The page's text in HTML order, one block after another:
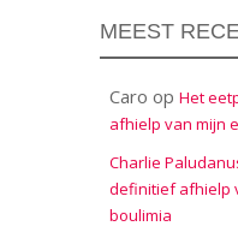
MEEST
Caro op Het
afhielp van mijn
Charlie
definitief afhielp
boulimia